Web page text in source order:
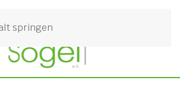
springen